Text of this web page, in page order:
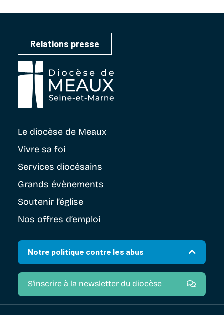
Relations presse
Le diocèse de Meaux
Vivre sa foi
Services diocésains
Grands évènements
Soutenir l’église
Nos offres d’emploi
Notre politique contre les abus
S'inscrire à la newsletter du diocèse